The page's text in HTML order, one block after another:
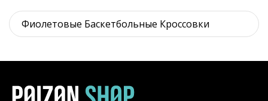
Фиолетовые Баскетбольные Кроссовки